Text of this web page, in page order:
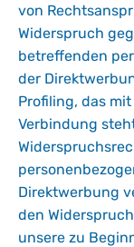
von
Widerspruch
betreffenden
der
Profiling, das
Verbindung
Direktwerbung
den
unsere zu